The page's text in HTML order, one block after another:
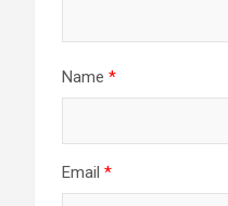
Name *
Email *